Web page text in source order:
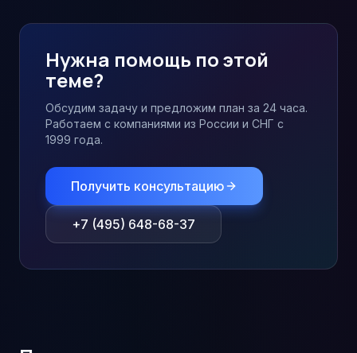
Нужна помощь по этой
теме?
Обсудим задачу и предложим план за 24 часа.
Работаем с компаниями из России и СНГ с
1999 года.
Получить консультацию
+7 (495) 648-68-37